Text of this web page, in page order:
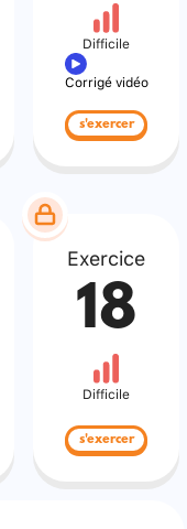
Difficile
Corrigé vidéo
s'exercer
Exercice
18
Difficile
s'exercer